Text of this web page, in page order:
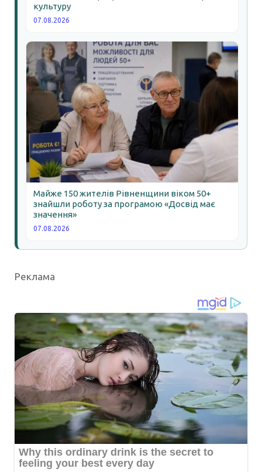
культуру
07.08.2026
Майже 150 жителів Рівненщини віком 50+
знайшли роботу за програмою «Досвід має
значення»
07.08.2026
Реклама